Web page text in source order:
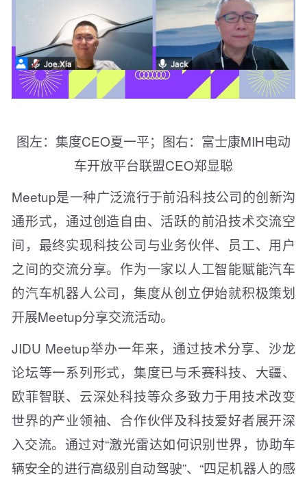
图左：集度CEO夏一平；图右：富士康MIH电动
车开放平台联盟CEO郑显聪
Meetup是一种广泛流行于前沿科技公司的创新沟
通形式，通过创造自由、活跃的前沿技术交流空
间，最终实现科技公司与业务伙伴、员工、用户
之间的交流分享。作为一家以人工智能赋能汽车
的汽车机器人公司，集度从创立伊始就积极策划
开展Meetup分享交流活动。
JIDU Meetup举办一年来，通过技术分享、沙龙
论坛等一系列形式，集度已与禾赛科技、大疆、
欧菲智联、云深处科技等众多致力于用技术改变
世界的产业领袖、合作伙伴及科技爱好者展开深
入交流。通过对“激光雷达如何识别世界，协助车
辆安全的进行高级别自动驾驶”、“四足机器人的感